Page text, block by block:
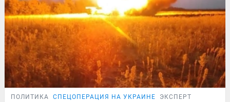
ПОЛИТИКА СПЕЦОПЕРАЦИЯ НА УКРАИНЕ ЭКСПЕРТ